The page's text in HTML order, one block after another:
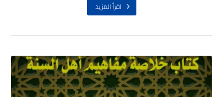
اقرأ المزيد